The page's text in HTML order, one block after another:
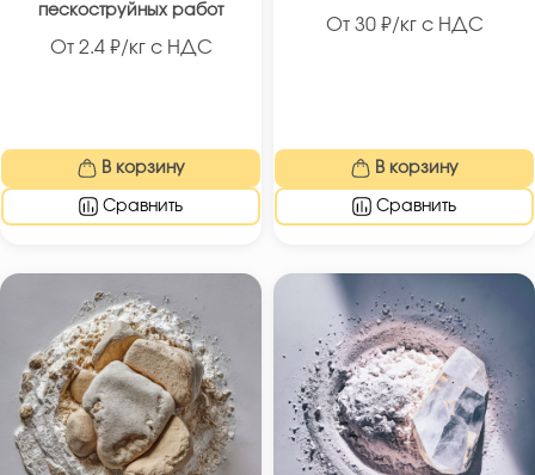
пескоструйных работ
От 2.4 ₽/кг с НДС
В корзину
Сравнить
От 30 ₽/кг с НДС
В корзину
Сравнить